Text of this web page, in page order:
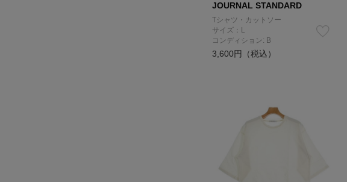
JOURNAL STANDARD
Tシャツ・カットソー
サイズ：L
コンディション: B
3,600円（税込）